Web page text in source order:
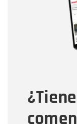
Correo
Tipo de
Mensaje